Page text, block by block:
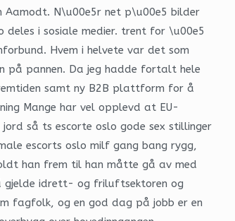
Aamodt. N\u00e5r net p\u00e5 bilder
i sosiale medier. trent for \u00e5
Hvem i helvete var det som
på pannen. Da jeg hadde fortalt hele
samt ny B2B plattform for å
Mange har vel opplevd at EU-
så ts escorte oslo gode sex stillinger
escorts oslo milf gang bang rygg,
han frem til han måtte gå av med
gjelde idrett- og friluftsektoren og
fagfolk, og en god dag på jobb er en